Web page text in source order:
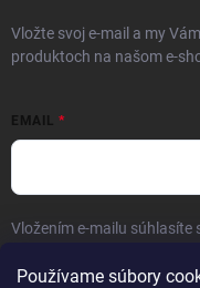
Používame súbory
Vložte svoj e-mail a my
produktoch na našom e-
EMAIL
Vložením e-mailu súhlasíte
Prihlásiť sa